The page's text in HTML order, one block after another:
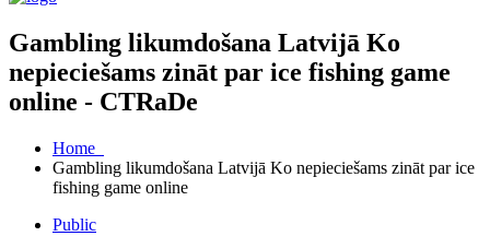
Gambling likumdošana Latvijā Ko
nepieciešams zināt par ice fishing game
online - CTRaDe
Home
Gambling likumdošana Latvijā Ko nepieciešams zināt par ice
fishing game online
Public